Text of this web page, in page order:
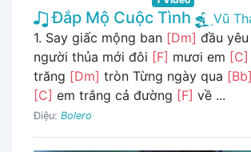
Đắp Mộ Cuộc Tình
Vũ
1. Say giấc mộng ban [Dm] đầu yêu
người thủa mới đôi [F] mươi em [C]
trăng [Dm] tròn Từng ngày qua [Bb]
[C] em trắng cả đường [F] về ...
Điệu: Bolero